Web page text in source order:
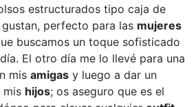
estructurados tipo caja de
perfecto para las mujeres
buscamos un toque sofisticado
El otro día me lo llevé para una
mis amigas y luego a dar un
mis hijos; os aseguro que es el